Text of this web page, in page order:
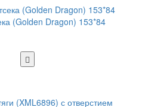
(Golden Dragon) 153*84